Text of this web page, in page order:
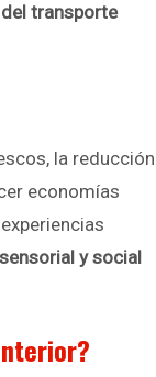
transporte
la reducción
economías
y social